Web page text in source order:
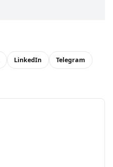
LinkedIn Telegram